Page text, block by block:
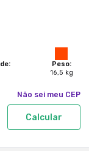
Peso:
16,5 kg
Não sei meu CEP
Calcular